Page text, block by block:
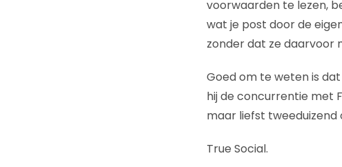
voorwaarden te lezen,
wat je post door de
zonder dat ze daarvoor
Goed om te weten is
hij de concurrentie met
maar liefst tweeduizend
True Social.